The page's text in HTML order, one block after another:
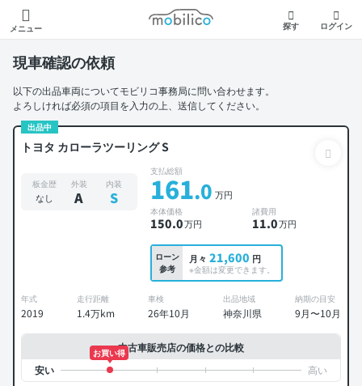
メニュー
モビリコ
探す ログイン
現車確認の依頼
以下の出品車両についてモビリコ事務局に問い合わせます。
よろしければ必須の項目を入力の上、送信してください。
出品中
トヨタ カローラツーリング S
板金歴
なし
外装
A
内装
S
支払総額
161.0 万円
本体価格
150.0万円
諸費用
11.0万円
ローン
参考
月々 21,600 円
※金額は変更できます。
年式
2019
走行距離
1.4万km
車検
26年10月
出品地域
神奈川県
納期の目安
9月〜10月
中古車販売店の価格との比較
お買い得